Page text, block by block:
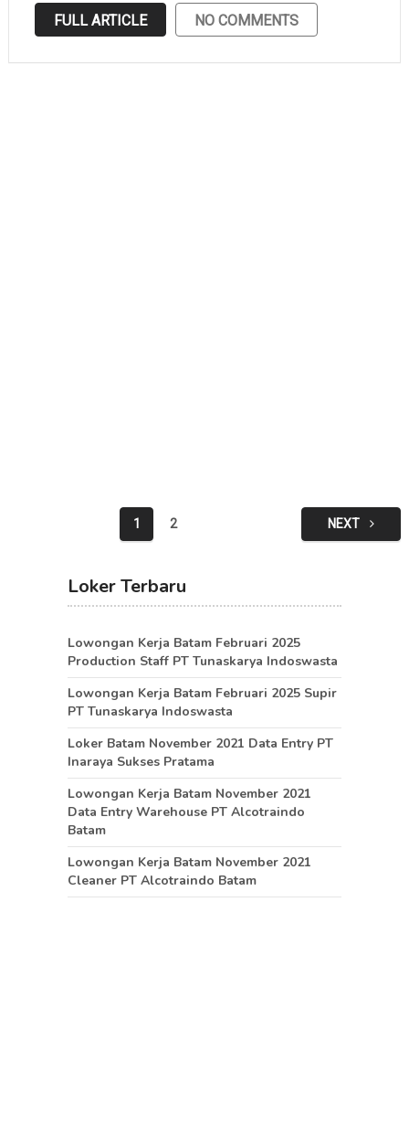
salah satu perusahaan yang bergerak di bidang
ekspedisi yang berlokasi di Batu Ampar. Portal Kerja
FULL ARTICLE NO COMMENTS
1 2 NEXT
Loker Terbaru
Lowongan Kerja Batam Februari 2025
Production Staff PT Tunaskarya Indoswasta
Lowongan Kerja Batam Februari 2025 Supir
PT Tunaskarya Indoswasta
Loker Batam November 2021 Data Entry PT
Inaraya Sukses Pratama
Lowongan Kerja Batam November 2021
Data Entry Warehouse PT Alcotraindo
Batam
Lowongan Kerja Batam November 2021
Cleaner PT Alcotraindo Batam